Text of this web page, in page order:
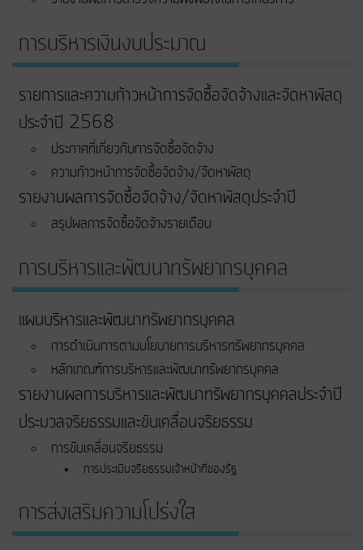
การบริหารเงินงบประมาณ
รายการและความก้าวหน้าการจัดซื้อจัดจ้างและจัดหาพัสดุ
ประจำปี 2568
ประกาศที่เกี่ยวกับการจัดซื้อจัดจ้าง
ความก้าวหน้าการจัดซื้อจัดจ้าง/จัดหาพัสดุ
รายงานผลการจัดซื้อจัดจ้าง/จัดหาพัสดุประจำปี
สรุปผลการจัดซื้อจัดจ้างรายเดือน
การบริหารและพัฒนาทรัพยากรบุคคล
แผนบริหารและพัฒนาทรัพยากรบุคคล
การดำเนินการตามนโยบายการบริหารทรัพยากรบุคคล
หลักเกณฑ์การบริหารและพัฒนาทรัพยากรบุคคล
รายงานผลการบริหารและพัฒนาทรัพยากรบุคคลประจำปี
ประมวลจริยธรรมและขับเคลื่อนจริยธรรม
การขับเคลื่อนจริยธรรม
การประเมินจริยธรรมเจ้าหน้าที่ของรัฐ
การส่งเสริมความโปร่งใส